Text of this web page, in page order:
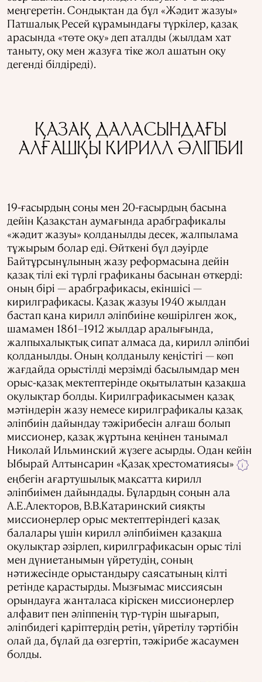
меңгеретін. Сондықтан да бұл «Жәдит жазуы»
Патшалық Ресей құрамындағы түркілер, қазақ
арасында «төте оқу» деп аталды (жылдам хат
таныту, оқу мен жазуға тіке жол ашатын оқу
дегенді білдіреді).
ҚАЗАҚ ДАЛАСЫНДАҒЫ
АЛҒАШҚЫ КИРИЛЛ ӘЛІПБИІ
19-ғасырдың соңы мен 20-ғасырдың басына
дейін Қазақстан аумағында арабграфикалы
«жәдит жазуы» қолданылды десек, жалпылама
тұжырым болар еді. Өйткені бұл дәуірде
Байтұрсынұлының жазу реформасына дейін
қазақ тілі екі түрлі графиканы басынан өткерді:
оның бірі — арабграфикасы, екіншісі —
кирилграфикасы. Қазақ жазуы 1940 жылдан
бастап қана кирилл әліпбиіне көшірілген жоқ,
шамамен 1861–1912 жылдар аралығында,
жалпыхалықтық сипат алмаса да, кирилл әліпбиі
қолданылды. Оның қолданылу кеңістігі — көп
жағдайда орыстілді мерзімді басылымдар мен
орыс-қазақ мектептерінде оқытылатын қазақша
оқулықтар болды. Кирилграфикасымен қазақ
мәтіндерін жазу немесе кирилграфикалы қазақ
әліпбиін дайындау тәжірибесін алғаш болып
миссионер, қазақ жұртына кеңінен танымал
Николай Ильминский жүзеге асырды. Одан кейін
Ыбырай Алтынсарин «Қазақ хрестоматиясы»
i
еңбегін ағартушылық мақсатта кирилл
әліпбиімен дайындады. Бұлардың соңын ала
А.Е.Алекторов, В.В.Катаринский сияқты
миссионерлер орыс мектептеріндегі қазақ
балалары үшін кирилл әліпбиімен қазақша
оқулықтар әзірлеп, кирилграфикасын орыс тілі
мен дүниетанымын үйретудің, соның
нәтижесінде орыстандыру саясатының кілті
ретінде қарастырды. Мызғымас миссиясын
орындауға жанталаса кіріскен миссионерлер
алфавит пен әліппенің түр-түрін шығарып,
әліпбидегі қаріптердің ретін, үйретілу тәртібін
олай да, бұлай да өзгертіп, тәжірибе жасаумен
болды.